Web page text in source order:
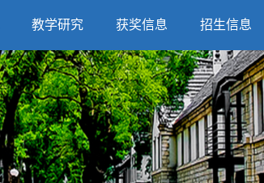
教学研究 获奖信息 招生信息